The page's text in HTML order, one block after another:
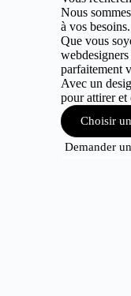
Nous
à vos besoins.
Que vous
parfaitement
Avec un
pour attirer
Choisir
Demander